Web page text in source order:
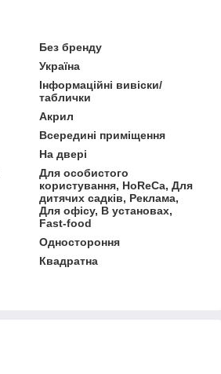
Без бренду
Україна
Інформаційні вивіски/
таблички
Акрил
Всередині приміщення
На двері
Для особистого
користування, HoReCa, Для
дитячих садків, Реклама,
Для офісу, В установах,
Fast-food
Одностороння
Квадратна